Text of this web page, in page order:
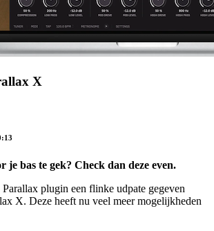
X
bas te gek? Check dan deze even.
plugin een flinke udpate gegeven
X. Deze heeft nu veel meer mogelijkheden